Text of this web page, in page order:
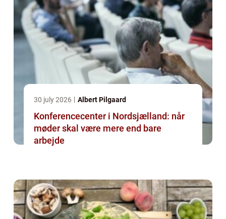
30 july 2026 Albert Pilgaard
Konferencecenter i Nordsjælland: når
møder skal være mere end bare
arbejde